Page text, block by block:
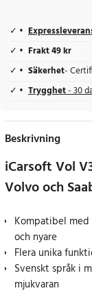
Frakt 49 kr
Säkerhet-
Trygghet- 30
Beskrivning
iCarsoft Vol
Volvo och
Kompatibel med
och nyare
Flera unika
Svenskt språk i
mjukvaran